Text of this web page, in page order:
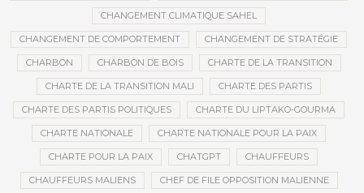
CHANGEMENT CLIMATIQUE SAHEL
CHANGEMENT DE COMPORTEMENT CHANGEMENT DE STRATÉGIE
CHARBON CHARBON DE BOIS CHARTE DE LA TRANSITION
CHARTE DE LA TRANSITION MALI CHARTE DES PARTIS
CHARTE DES PARTIS POLITIQUES CHARTE DU LIPTAKO-GOURMA
CHARTE NATIONALE CHARTE NATIONALE POUR LA PAIX
CHARTE POUR LA PAIX CHATGPT CHAUFFEURS
CHAUFFEURS MALIENS CHEF DE FILE OPPOSITION MALIENNE